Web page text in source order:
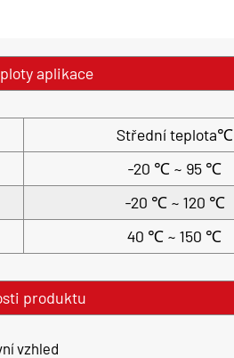
aplikace
Střední teplota℃
-20 ℃ ~ 95 ℃
-20 ℃ ~ 120 ℃
40 ℃ ~ 150 ℃
produktu
vzhled